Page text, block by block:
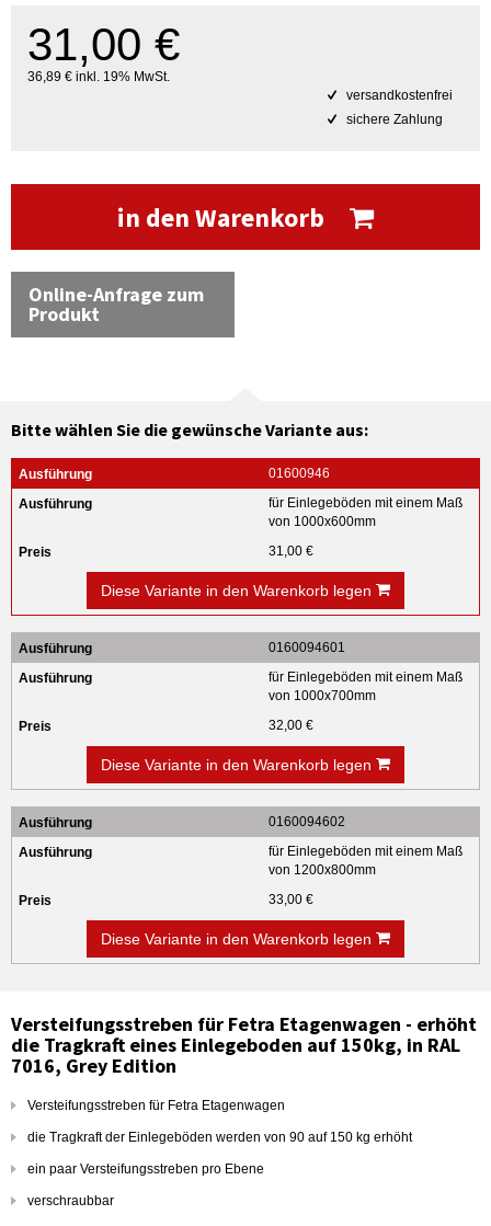
31,00 €
36,89 € inkl. 19% MwSt.
versandkostenfrei
sichere Zahlung
in den Warenkorb
Online-Anfrage zum
Produkt
Bitte wählen Sie die gewünsche Variante aus:
01600946
für Einlegeböden mit einem Maß
von 1000x600mm
31,00 €
Diese Variante in den Warenkorb legen
0160094601
für Einlegeböden mit einem Maß
von 1000x700mm
32,00 €
Diese Variante in den Warenkorb legen
0160094602
für Einlegeböden mit einem Maß
von 1200x800mm
33,00 €
Diese Variante in den Warenkorb legen
Versteifungsstreben für Fetra Etagenwagen - erhöht
die Tragkraft eines Einlegeboden auf 150kg, in RAL
7016, Grey Edition
Versteifungsstreben für Fetra Etagenwagen
die Tragkraft der Einlegeböden werden von 90 auf 150 kg erhöht
ein paar Versteifungsstreben pro Ebene
verschraubbar